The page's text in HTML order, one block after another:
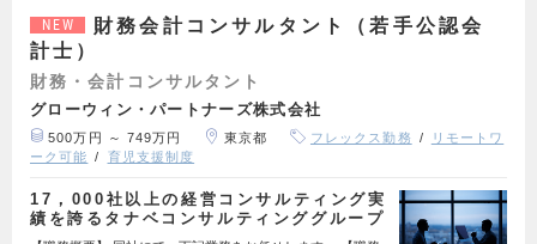
NEW
財務会計コンサルタント（若手公認会
計士）
財務・会計コンサルタント
グローウィン・パートナーズ株式会社
500万円 ～ 749万円 東京都 フレックス勤務
リモートワ
ーク可能
育児支援制度
17，000社以上の経営コンサルティング実
績を誇るタナベコンサルティンググループ